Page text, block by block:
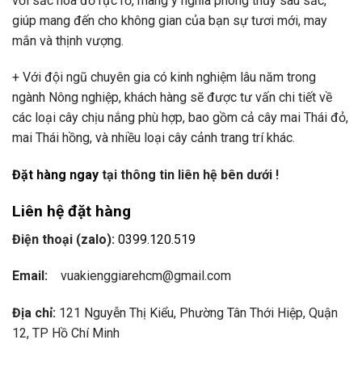
giúp mang đến cho không gian của bạn sự tươi mới, may
mắn và thịnh vượng.
+ Với đội ngũ chuyên gia có kinh nghiệm lâu năm trong
ngành Nông nghiệp, khách hàng sẽ được tư vấn chi tiết về
các loại cây chịu nắng phù hợp, bao gồm cả cây mai Thái đỏ,
mai Thái hồng, và nhiều loại cây cảnh trang trí khác.
Đặt hàng ngay tại thông tin liên hệ bên dưới !
Liên hệ đặt hàng
Điện thoại (zalo): 0399.120.519
Email: vuakienggiarehcm@gmail.com
Địa chỉ: 121 Nguyễn Thị Kiểu, Phường Tân Thới Hiệp, Quận
12, TP Hồ Chí Minh